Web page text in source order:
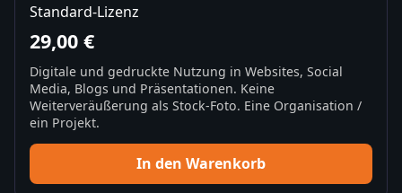
Standard-Lizenz
29,00 €
Digitale und gedruckte Nutzung in Websites, Social
Media, Blogs und Präsentationen. Keine
Weiterveräußerung als Stock-Foto. Eine Organisation /
ein Projekt.
In den Warenkorb